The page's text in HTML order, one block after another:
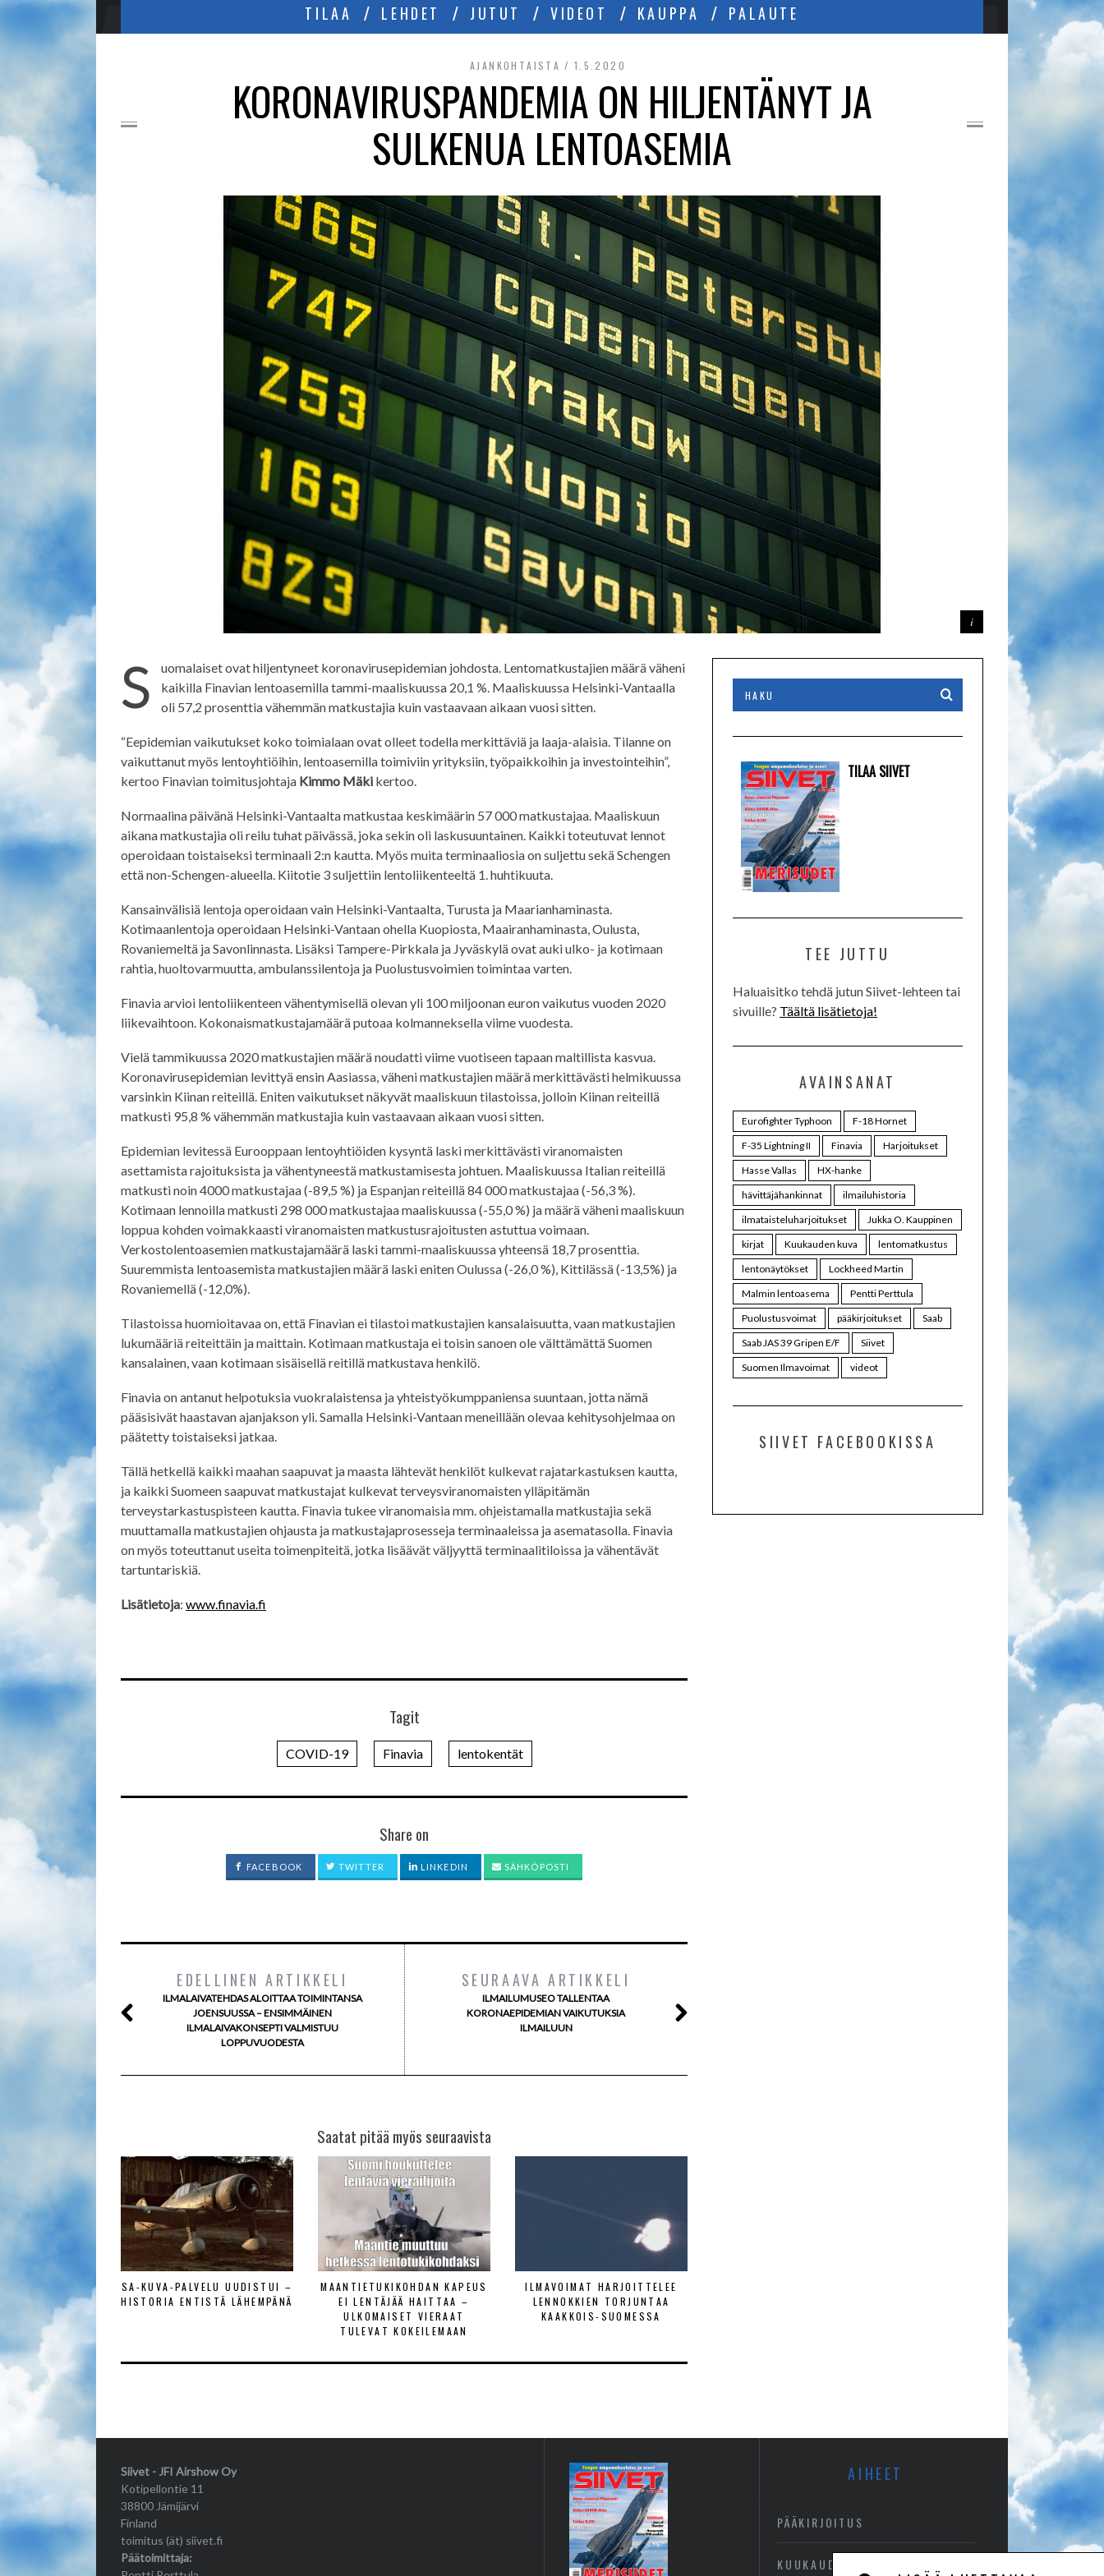
TILAA LEHDET JUTUT VIDEOT KAUPPA PALAUTE
AJANKOHTAISTA 1.5.2020
KORONAVIRUSPANDEMIA ON HILJENTÄNYT JA
SULKENUA LENTOASEMIA
S
uomalaiset ovat hiljentyneet koronavirusepidemian johdosta. Lentomatkustajien määrä väheni
kaikilla Finavian lentoasemilla tammi-maaliskuussa 20,1 %. Maaliskuussa Helsinki-Vantaalla
oli 57,2 prosenttia vähemmän matkustajia kuin vastaavaan aikaan vuosi sitten.
“Eepidemian vaikutukset koko toimialaan ovat olleet todella merkittäviä ja laaja-alaisia. Tilanne on
vaikuttanut myös lentoyhtiöihin, lentoasemilla toimiviin yrityksiin, työpaikkoihin ja investointeihin”,
kertoo Finavian toimitusjohtaja Kimmo Mäki kertoo.
Normaalina päivänä Helsinki-Vantaalta matkustaa keskimäärin 57 000 matkustajaa. Maaliskuun
aikana matkustajia oli reilu tuhat päivässä, joka sekin oli laskusuuntainen. Kaikki toteutuvat lennot
operoidaan toistaiseksi terminaali 2:n kautta. Myös muita terminaaliosia on suljettu sekä Schengen
että non-Schengen-alueella. Kiitotie 3 suljettiin lentoliikenteeltä 1. huhtikuuta.
Kansainvälisiä lentoja operoidaan vain Helsinki-Vantaalta, Turusta ja Maarianhaminasta.
Kotimaanlentoja operoidaan Helsinki-Vantaan ohella Kuopiosta, Maairanhaminasta, Oulusta,
Rovaniemeltä ja Savonlinnasta. Lisäksi Tampere-Pirkkala ja Jyväskylä ovat auki ulko- ja kotimaan
rahtia, huoltovarmuutta, ambulanssilentoja ja Puolustusvoimien toimintaa varten.
Finavia arvioi lentoliikenteen vähentymisellä olevan yli 100 miljoonan euron vaikutus vuoden 2020
liikevaihtoon. Kokonaismatkustajamäärä putoaa kolmanneksella viime vuodesta.
Vielä tammikuussa 2020 matkustajien määrä noudatti viime vuotiseen tapaan maltillista kasvua.
Koronavirusepidemian levittyä ensin Aasiassa, väheni matkustajien määrä merkittävästi helmikuussa
varsinkin Kiinan reiteillä. Eniten vaikutukset näkyvät maaliskuun tilastoissa, jolloin Kiinan reiteillä
matkusti 95,8 % vähemmän matkustajia kuin vastaavaan aikaan vuosi sitten.
Epidemian levitessä Eurooppaan lentoyhtiöiden kysyntä laski merkittävästi viranomaisten
asettamista rajoituksista ja vähentyneestä matkustamisesta johtuen. Maaliskuussa Italian reiteillä
matkusti noin 4000 matkustajaa (-89,5 %) ja Espanjan reiteillä 84 000 matkustajaa (-56,3 %).
Kotimaan lennoilla matkusti 298 000 matkustajaa maaliskuussa (-55,0 %) ja määrä väheni maaliskuun
loppua kohden voimakkaasti viranomaisten matkustusrajoitusten astuttua voimaan.
Verkostolentoasemien matkustajamäärä laski tammi-maaliskuussa yhteensä 18,7 prosenttia.
Suuremmista lentoasemista matkustajien määrä laski eniten Oulussa (-26,0 %), Kittilässä (-13,5%) ja
Rovaniemellä (-12,0%).
Tilastoissa huomioitavaa on, että Finavian ei tilastoi matkustajien kansalaisuutta, vaan matkustajien
lukumääriä reiteittäin ja maittain. Kotimaan matkustaja ei toisin sanoen ole välttämättä Suomen
kansalainen, vaan kotimaan sisäisellä reitillä matkustava henkilö.
Finavia on antanut helpotuksia vuokralaistensa ja yhteistyökumppaniensa suuntaan, jotta nämä
pääsisivät haastavan ajanjakson yli. Samalla Helsinki-Vantaan meneillään olevaa kehitysohjelmaa on
päätetty toistaiseksi jatkaa.
Tällä hetkellä kaikki maahan saapuvat ja maasta lähtevät henkilöt kulkevat rajatarkastuksen kautta,
ja kaikki Suomeen saapuvat matkustajat kulkevat terveysviranomaisten ylläpitämän
terveystarkastuspisteen kautta. Finavia tukee viranomaisia mm. ohjeistamalla matkustajia sekä
muuttamalla matkustajien ohjausta ja matkustajaprosesseja terminaaleissa ja asematasolla. Finavia
on myös toteuttanut useita toimenpiteitä, jotka lisäävät väljyyttä terminaalitiloissa ja vähentävät
tartuntariskiä.
Lisätietoja: www.finavia.fi
Tagit
COVID-19 Finavia lentokentät
Share on
FACEBOOK TWITTER LINKEDIN SÄHKÖPOSTI
EDELLINEN ARTIKKELI
ILMALAIVATEHDAS ALOITTAA TOIMINTANSA
JOENSUUSSA – ENSIMMÄINEN
ILMALAIVAKONSEPTI VALMISTUU
LOPPUVUODESTA
SEURAAVA ARTIKKELI
ILMAILUMUSEO TALLENTAA
KORONAEPIDEMIAN VAIKUTUKSIA
ILMAILUUN
Saatat pitää myös seuraavista
SA-KUVA-PALVELU UUDISTUI –
HISTORIA ENTISTÄ LÄHEMPÄNÄ
MAANTIETUKIKOHDAN KAPEUS
EI LENTÄJÄÄ HAITTAA –
ULKOMAISET VIERAAT
TULEVAT KOKEILEMAAN
ILMAVOIMAT HARJOITTELEE
LENNOKKIEN TORJUNTAA
KAAKKOIS-SUOMESSA
TILAA SIIVET
TEE JUTTU
Haluaisitko tehdä jutun Siivet-lehteen tai
sivuille? Täältä lisätietoja!
AVAINSANAT
Eurofighter Typhoon
F-18 Hornet
F-35 Lightning II
Finavia
Harjoitukset
Hasse Vallas
HX-hanke
hävittäjähankinnat
ilmailuhistoria
ilmataisteluharjoitukset
Jukka O. Kauppinen
kirjat
Kuukauden kuva
lentomatkustus
lentonäytökset
Lockheed Martin
Malmin lentoasema
Pentti Perttula
Puolustusvoimat
pääkirjoitukset
Saab
Saab JAS 39 Gripen E/F
Siivet
Suomen Ilmavoimat
videot
SIIVET FACEBOOKISSA
Siivet - JFI Airshow Oy
Kotipellontie 11
38800 Jämijärvi
Finland
toimitus (ät) siivet.fi
Päätoimittaja:
AIHEET
PÄÄKIRJOITUS
KUUKAUDEN KUVA